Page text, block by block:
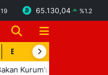
65.130,04 %1.2
BİK İLAN
katılımıyla